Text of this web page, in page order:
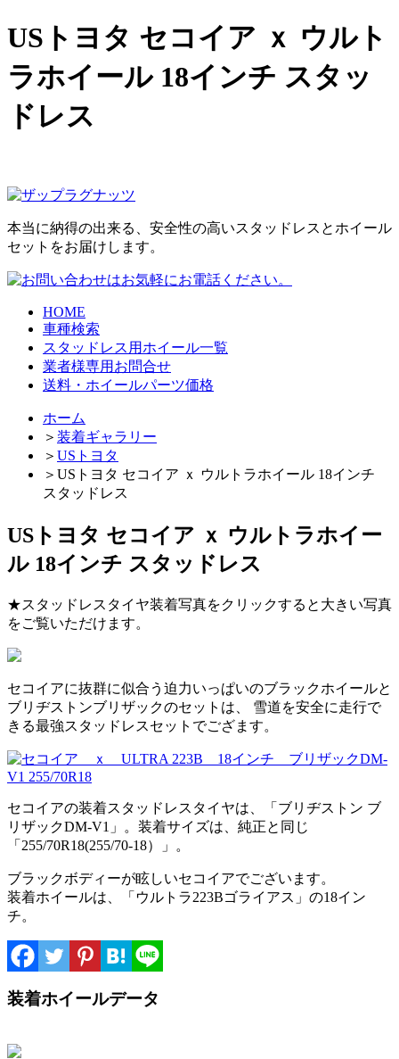
USトヨタ セコイア ｘ ウルト
ラホイール 18インチ スタッ
ドレス
本当に納得の出来る、安全性の高いスタッドレスとホイール
セットをお届けします。
HOME
車種検索
スタッドレス用ホイール一覧
業者様専用お問合せ
送料・ホイールパーツ価格
ホーム
＞ 装着ギャラリー
＞ USトヨタ
＞ USトヨタ セコイア ｘ ウルトラホイール 18インチ
スタッドレス
USトヨタ セコイア ｘ ウルトラホイー
ル 18インチ スタッドレス
★スタッドレスタイヤ装着写真をクリックすると大きい写真
をご覧いただけます。
セコイアに抜群に似合う迫力いっぱいのブラックホイールと
ブリヂストンブリザックのセットは、 雪道を安全に走行で
きる最強スタッドレスセットでござます。
セコイアの装着スタッドレスタイヤは、「ブリヂストン ブ
リザックDM-V1」。装着サイズは、純正と同じ
「255/70R18(255/70-18）」。
ブラックボディーが眩しいセコイアでございます。
装着ホイールは、「ウルトラ223Bゴライアス」の18イン
チ。
装着ホイールデータ